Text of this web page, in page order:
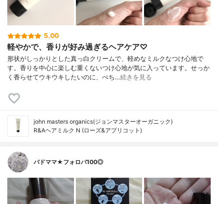
5.00
軽やかで、香りが好み過ぎるヘアケア♡
形状がしっかりとした真っ白クリームで、軽めなミルクなつけ心地で
す。香りを中心に楽しむ重くないつけ心地が気に入っています。せっか
く香らせてウキウキしたいのに、ぺち…続きを見る
john masters organics(ジョンマスターオーガニック)
R&Aヘアミルク N (ローズ&アプリコット)
バドママ★フォロバ100◎